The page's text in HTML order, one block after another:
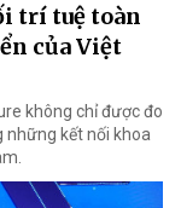
trí tuệ toàn
của Việt
không chỉ được đo
kết nối khoa